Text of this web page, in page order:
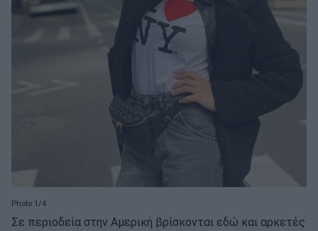
Photo 1/4
Σε περιοδεία στην Αμερική βρίσκονται εδώ και αρκετές